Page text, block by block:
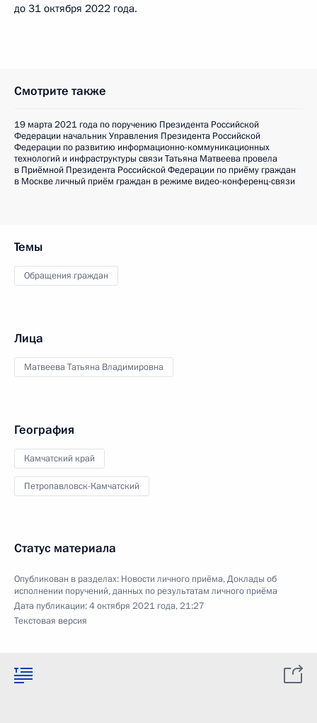
до 31 октября 2022 года.
Смотрите также
19 марта 2021 года по поручению Президента Российской
Федерации начальник Управления Президента Российской
Федерации по развитию информационно-коммуникационных
технологий и инфраструктуры связи Татьяна Матвеева провела
в Приёмной Президента Российской Федерации по приёму граждан
в Москве личный приём граждан в режиме видео-конференц-связи
Темы
Обращения граждан
Лица
Матвеева Татьяна Владимировна
География
Камчатский край
Петропавловск-Камчатский
Статус материала
Опубликован в разделах: Новости личного приёма,Доклады об
исполнении поручений, данных по результатам личного приёма
Дата публикации:4 октября 2021 года, 21:27
Текстовая версия